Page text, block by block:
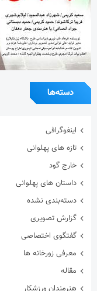
دسته‌ها
اینفوگرافی
تازه های پهلوانی
خارج گود
داستان های پهلوانی
دسته‌بندی نشده
گزارش تصویری
گفتگوی اختصاصی
معرفی زورخانه ها
مقاله